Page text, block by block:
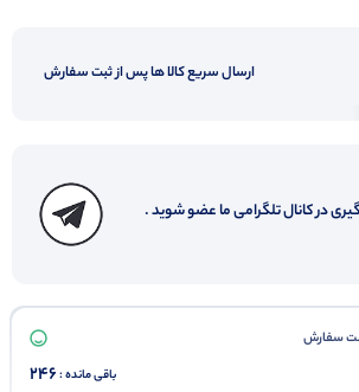
ارسال سریع کالا ها پس از ثبت سفارش
در کانال تلگرامی ما عضو شوید .
سفارش
باقی مانده :246